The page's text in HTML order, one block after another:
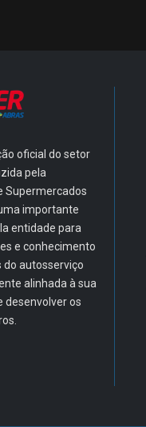
oficial do setor
pela
Supermercados
importante
entidade para
e conhecimento
autosserviço
alinhada à sua
desenvolver os